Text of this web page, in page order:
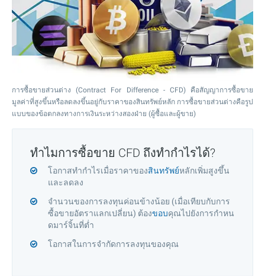
การซื้อขายส่วนต่าง (Contract For Difference - CFD) คือสัญญาการซื้อขาย
มูลค่าที่สูงขึ้นหรือลดลงขึ้นอยู่กับราคาของสินทรัพย์หลัก การซื้อขายส่วนต่างคือรูป
แบบของข้อตกลงทางการเงินระหว่างสองฝ่าย (ผู้ซื้อและผู้ขาย)
ทำไมการซื้อขาย CFD ถึงทำกำไรได้?
โอกาสทำกำไรเมื่อราคาของสินทรัพย์หลักเพิ่มสูงขึ้น
และลดลง
จำนวนของการลงทุนค่อนข้างน้อย (เมื่อเทียบกับการ
ซื้อขายอัตราแลกเปลี่ยน) ต้องขอบคุณไปยังการกำหน
ดมาร์จิ้นที่ต่ำ
โอกาสในการจำกัดการลงทุนของคุณ